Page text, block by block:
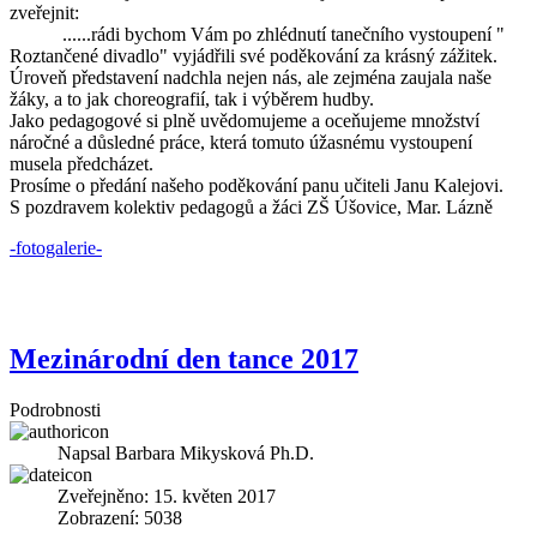
zveřejnit:
......rádi bychom Vám po zhlédnutí tanečního vystoupení "
Roztančené divadlo" vyjádřili své poděkování za krásný zážitek.
Úroveň představení nadchla nejen nás, ale zejména zaujala naše
žáky, a to jak choreografií, tak i výběrem hudby.
Jako pedagogové si plně uvědomujeme a oceňujeme množství
náročné a důsledné práce, která tomuto úžasnému vystoupení
musela předcházet.
Prosíme o předání našeho poděkování panu učiteli Janu Kalejovi.
S pozdravem kolektiv pedagogů a žáci ZŠ Úšovice, Mar. Lázně
-fotogalerie-
Mezinárodní den tance 2017
Podrobnosti
Napsal Barbara Mikysková Ph.D.
Zveřejněno: 15. květen 2017
Zobrazení: 5038